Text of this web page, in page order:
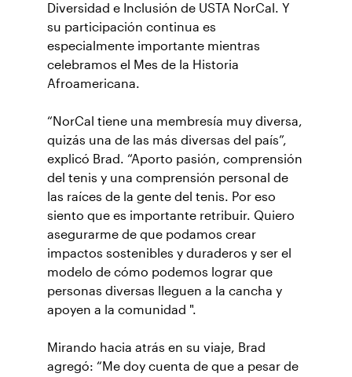
Diversidad e Inclusión de USTA NorCal. Y
su participación continua es
especialmente importante mientras
celebramos el Mes de la Historia
Afroamericana.
“NorCal tiene una membresía muy diversa,
quizás una de las más diversas del país”,
explicó Brad. “Aporto pasión, comprensión
del tenis y una comprensión personal de
las raíces de la gente del tenis. Por eso
siento que es importante retribuir. Quiero
asegurarme de que podamos crear
impactos sostenibles y duraderos y ser el
modelo de cómo podemos lograr que
personas diversas lleguen a la cancha y
apoyen a la comunidad ".
Mirando hacia atrás en su viaje, Brad
agregó: “Me doy cuenta de que a pesar de